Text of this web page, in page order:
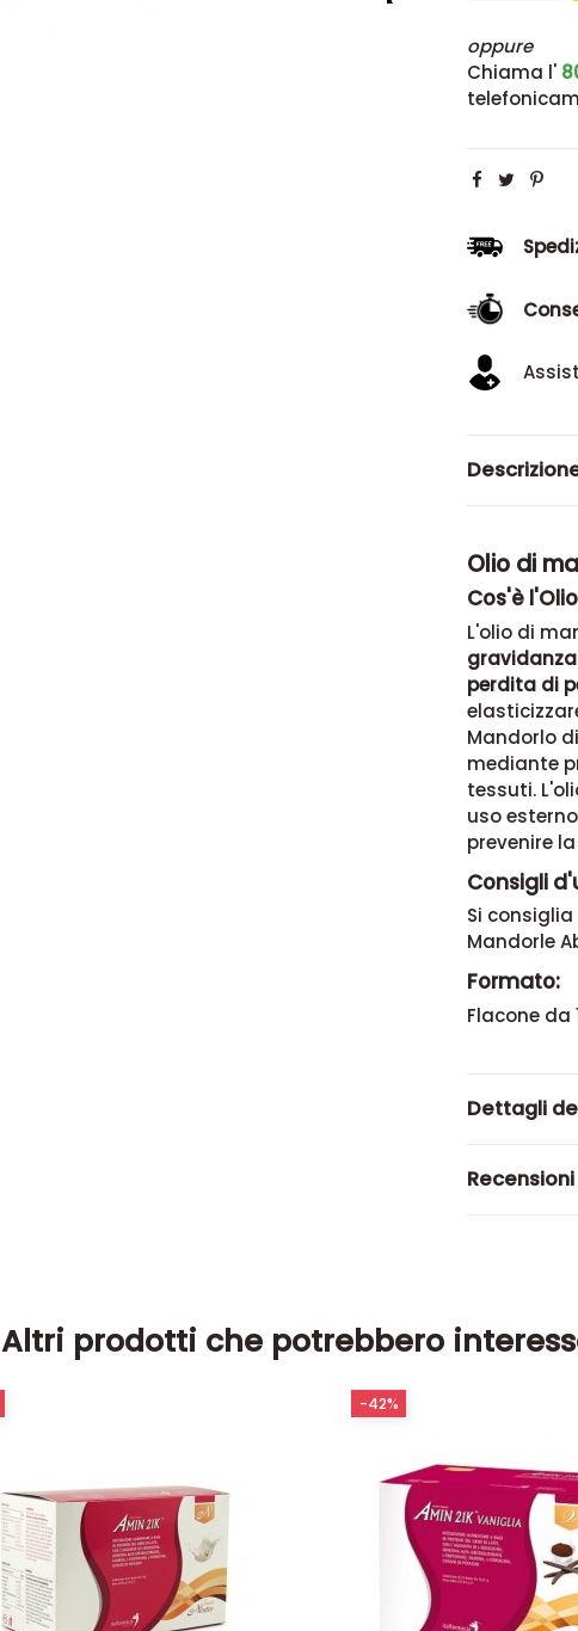
oppure
Chiama l'
Olio di
Cos'è
L'olio di
perdita di
Mandorlo
mediante
tessuti.
uso
prevenire
Consigli
Si
Mandorle
Formato:
Flacone da
Dettagli
Recensioni
Altri prodotti che potrebbero
-42%